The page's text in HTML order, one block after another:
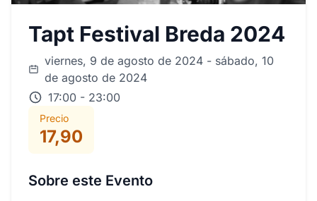
Tapt Festival Breda 2024
viernes, 9 de agosto de 2024 - sábado, 10
de agosto de 2024
17:00 - 23:00
Precio
17,90
Sobre este Evento